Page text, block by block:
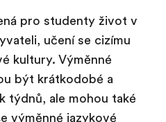
pro studenty život v
učení se cizímu
kultury. Výměnné
být krátkodobé a
týdnů, ale mohou také
výměnné jazykové